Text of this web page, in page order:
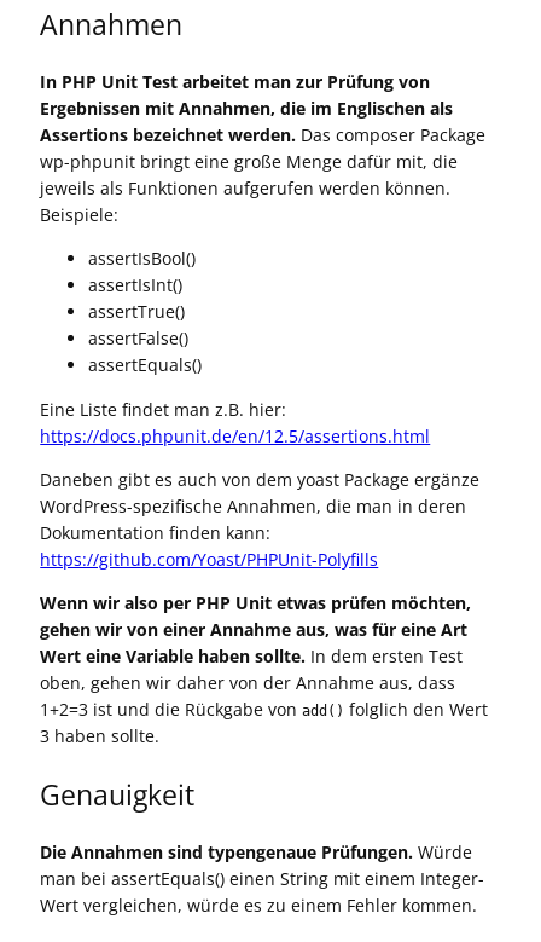
Annahmen
In PHP Unit Test arbeitet man zur Prüfung von
Ergebnissen mit Annahmen, die im Englischen als
Assertions bezeichnet werden. Das composer Package
wp-phpunit bringt eine große Menge dafür mit, die
jeweils als Funktionen aufgerufen werden können.
Beispiele:
assertIsBool()
assertIsInt()
assertTrue()
assertFalse()
assertEquals()
Eine Liste findet man z.B. hier:
https://docs.phpunit.de/en/12.5/assertions.html
Daneben gibt es auch von dem yoast Package ergänze
WordPress-spezifische Annahmen, die man in deren
Dokumentation finden kann:
https://github.com/Yoast/PHPUnit-Polyfills
Wenn wir also per PHP Unit etwas prüfen möchten,
gehen wir von einer Annahme aus, was für eine Art
Wert eine Variable haben sollte. In dem ersten Test
oben, gehen wir daher von der Annahme aus, dass
1+2=3 ist und die Rückgabe vonadd() folglich den Wert
3 haben sollte.
Genauigkeit
Die Annahmen sind typengenaue Prüfungen.Würde
man bei assertEquals() einen String mit einem Integer-
Wert vergleichen, würde es zu einem Fehler kommen.